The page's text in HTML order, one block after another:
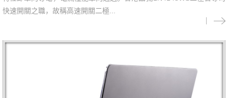
快速開關之職，故稱高速開關二極...